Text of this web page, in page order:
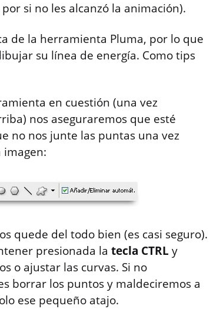
si no les alcanzó la animación).
de la herramienta Pluma, por lo que
su línea de energía. Como tips
en cuestión (una vez
nos aseguraremos que esté
no nos junte las puntas una vez
quede del todo bien (es casi seguro).
presionada la tecla CTRL y
o ajustar las curvas. Si no
borrar los puntos y maldeciremos a
ese pequeño atajo.